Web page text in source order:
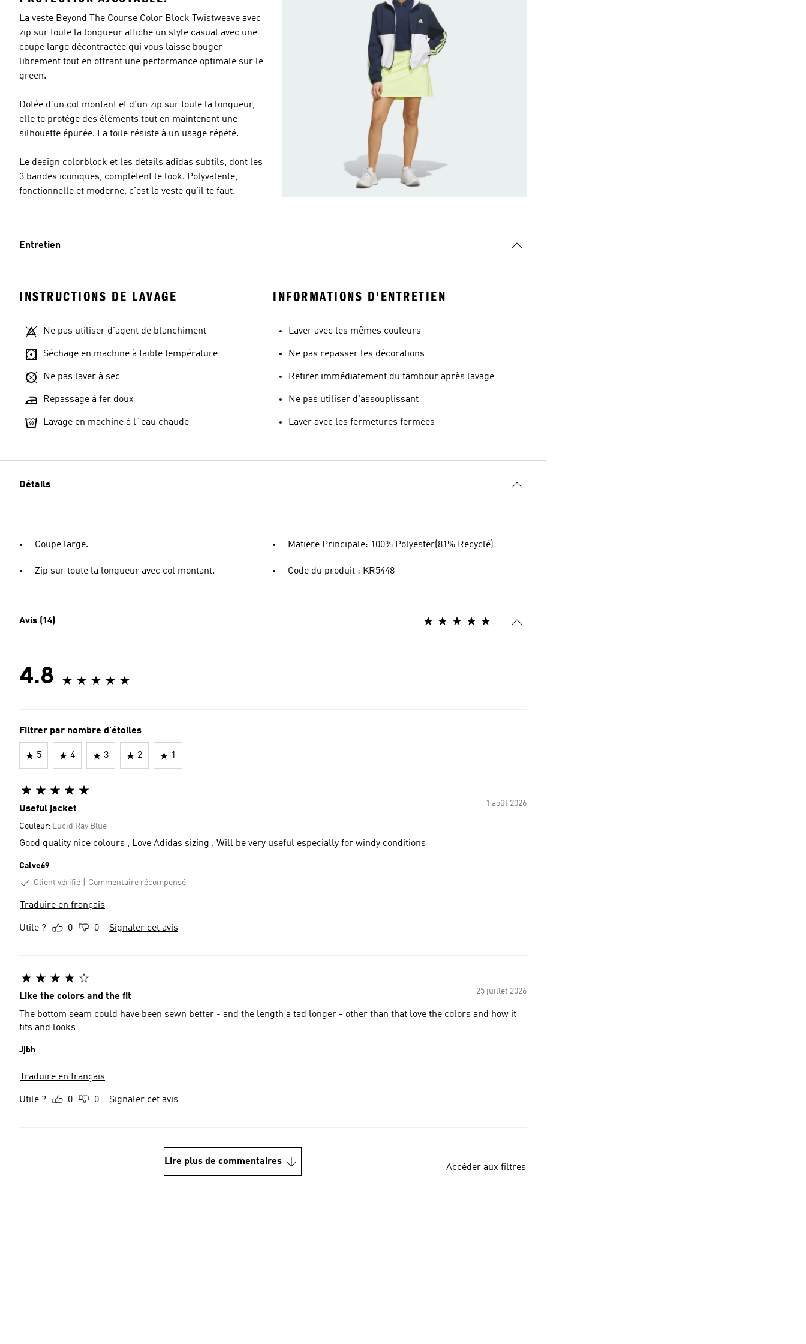
Taille du modèle
La veste Beyond The Course Color Block Twistweave avec
zip sur toute la longueur affiche un style casual avec une
coupe large décontractée qui vous laisse bouger
librement tout en offrant une performance optimale sur le
green.
Dotée d’un col montant et d’un zip sur toute la longueur,
elle te protège des éléments tout en maintenant une
silhouette épurée. La toile résiste à un usage répété.
Le design colorblock et les détails adidas subtils, dont les
3 bandes iconiques, complètent le look. Polyvalente,
fonctionnelle et moderne, c’est la veste qu’il te faut.
Entretien
INSTRUCTIONS DE LAVAGE
Ne pas utiliser d'agent de blanchiment
Séchage en machine à faible température
Ne pas laver à sec
Repassage à fer doux
Lavage en machine à l´eau chaude
INFORMATIONS D'ENTRETIEN
Laver avec les mêmes couleurs
Ne pas repasser les décorations
Retirer immédiatement du tambour après lavage
Ne pas utiliser d'assouplissant
Laver avec les fermetures fermées
Détails
Coupe large.
Zip sur toute la longueur avec col montant.
Matiere Principale: 100% Polyester(81% Recyclé)
Code du produit : KR5448
Avis (14)
4.8
Filtrer par nombre d'étoiles
5 4 3 2 1
1 août 2026
Useful jacket
Couleur: Lucid Ray Blue
Good quality nice colours , Love Adidas sizing . Will be very useful especially for windy conditions
Calve69
Client vérifié
Commentaire récompensé
Traduire en français
Utile ? 0 0 Signaler cet avis
25 juillet 2026
Like the colors and the fit
The bottom seam could have been sewn better - and the length a tad longer - other than that love the colors and how it
fits and looks
Jjbh
Traduire en français
Utile ? 0 0 Signaler cet avis
Lire plus de commentaires
Accéder aux filtres